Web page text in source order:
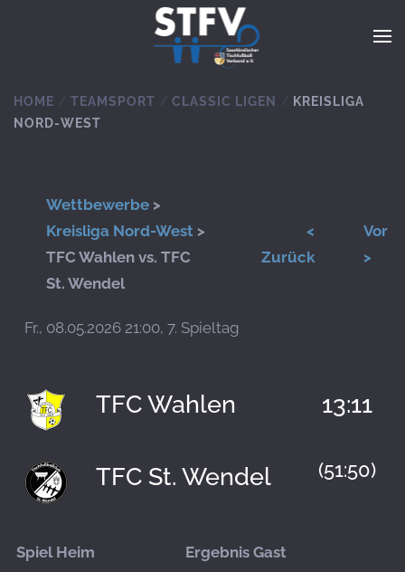
Zum Hauptinhalt springen
HOME TEAMSPORT CLASSIC LIGEN
KREISLIGA
NORD-WEST
Wettbewerbe >
Kreisliga Nord-West >
TFC Wahlen vs. TFC
St. Wendel
<
Zurück
Vor
>
Fr., 08.05.2026 21:00, 7. Spieltag
TFC Wahlen 13:11
(51:50)
TFC St. Wendel
Spiel Heim Ergebnis Gast